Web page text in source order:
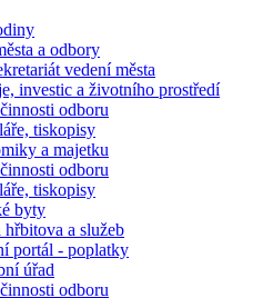
a odbory
vedení města
investic a životního prostředí
odboru
tiskopisy
a majetku
odboru
tiskopisy
byty
hřbitova a služeb
portál - poplatky
úřad
odboru